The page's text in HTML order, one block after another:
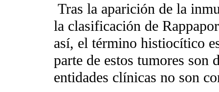
Tras la aparición de la
la clasificación de
así, el término histiocítico
parte de estos tumores
entidades clínicas no son